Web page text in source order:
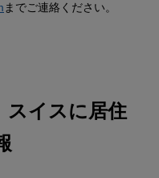
までご連絡ください。
スイスに居住